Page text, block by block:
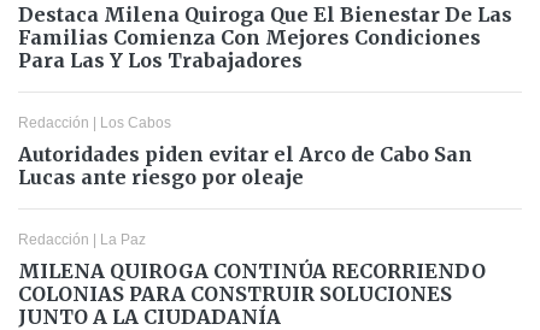
Destaca Milena Quiroga Que El Bienestar De Las
Familias Comienza Con Mejores Condiciones
Para Las Y Los Trabajadores
Redacción | Los Cabos
Autoridades piden evitar el Arco de Cabo San
Lucas ante riesgo por oleaje
Redacción | La Paz
MILENA QUIROGA CONTINÚA RECORRIENDO
COLONIAS PARA CONSTRUIR SOLUCIONES
JUNTO A LA CIUDADANÍA